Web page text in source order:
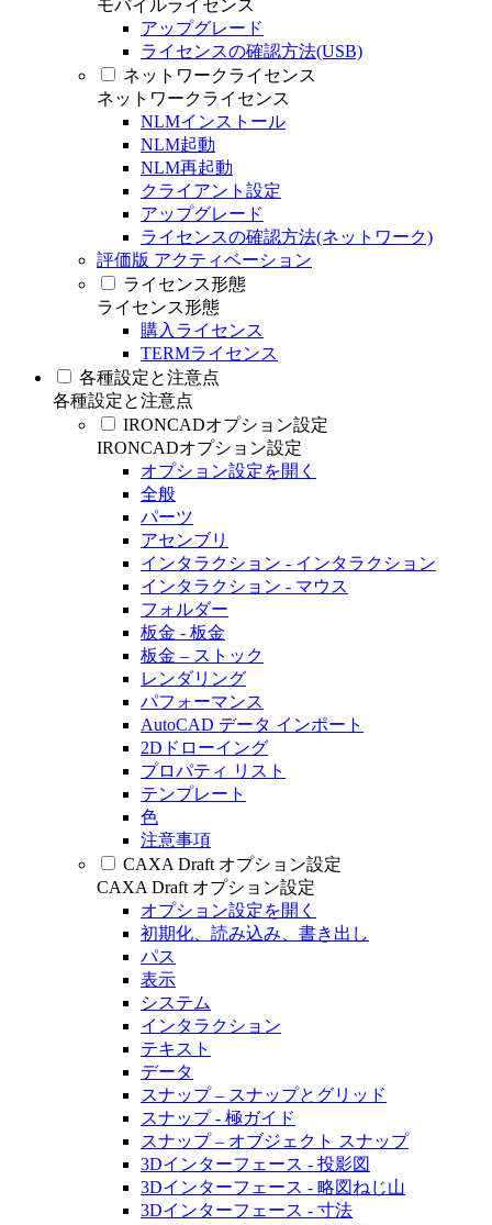
モバイルライセンス
アップグレード
ライセンスの確認方法(USB)
ネットワークライセンス
ネットワークライセンス
NLMインストール
NLM起動
NLM再起動
クライアント設定
アップグレード
ライセンスの確認方法(ネットワーク)
評価版 アクティベーション
ライセンス形態
ライセンス形態
購入ライセンス
TERMライセンス
各種設定と注意点
各種設定と注意点
IRONCADオプション設定
IRONCADオプション設定
オプション設定を開く
全般
パーツ
アセンブリ
インタラクション - インタラクション
インタラクション - マウス
フォルダー
板金 - 板金
板金 – ストック
レンダリング
パフォーマンス
AutoCAD データ インポート
2Dドローイング
プロパティ リスト
テンプレート
色
注意事項
CAXA Draft オプション設定
CAXA Draft オプション設定
オプション設定を開く
初期化、読み込み、書き出し
パス
表示
システム
インタラクション
テキスト
データ
スナップ – スナップとグリッド
スナップ - 極ガイド
スナップ – オブジェクト スナップ
3Dインターフェース - 投影図
3Dインターフェース - 略図ねじ山
3Dインターフェース - 寸法